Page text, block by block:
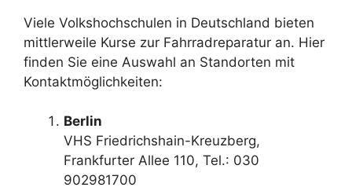
Viele Volkshochschulen in Deutschland bieten
mittlerweile Kurse zur Fahrradreparatur an. Hier
finden Sie eine Auswahl an Standorten mit
Kontaktmöglichkeiten:
Berlin
VHS Friedrichshain-Kreuzberg,
Frankfurter Allee 110, Tel.: 030
902981700